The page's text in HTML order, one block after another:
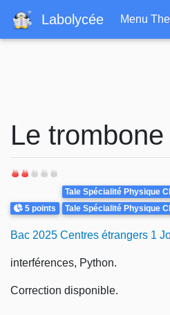
Labolycée Menu
Le
Points
5 points
Theme
Tale Spécialité Physique
Tale Spécialité Physique
Bac 2025 Centres étrangers 1
interférences, Python.
Correction disponible.